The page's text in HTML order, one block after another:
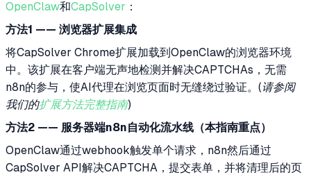
OpenClaw和CapSolver ：
方法1 —— 浏览器扩展集成
将CapSolver Chrome扩展加载到OpenClaw的浏览器环境
中。该扩展在客户端无声地检测并解决CAPTCHAs，无需
n8n的参与，使AI代理在浏览页面时无缝绕过验证。 (请参阅
我们的扩展方法完整指南)
方法2 —— 服务器端n8n自动化流水线（本指南重点）
OpenClaw通过webhook触发单个请求，n8n然后通过
CapSolver API解决CAPTCHA，提交表单，并将清理后的页